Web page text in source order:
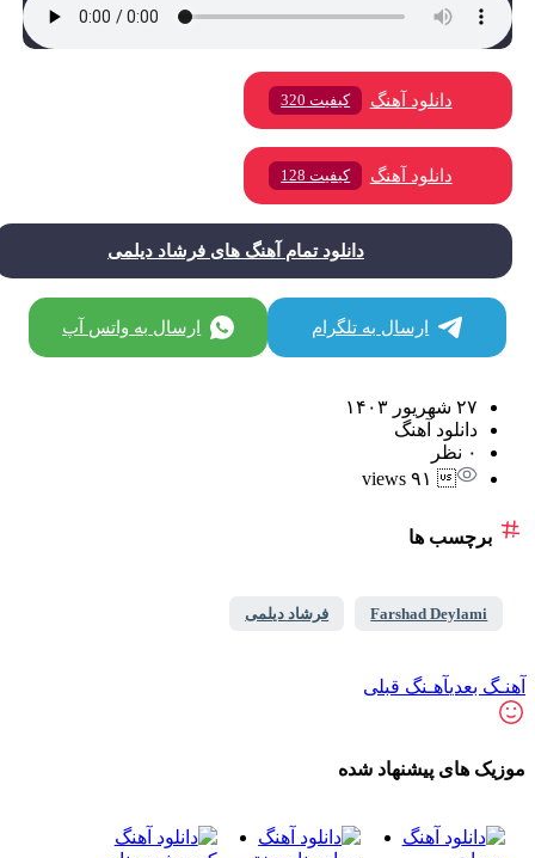
دانلود آهنگ کیفیت 320
دانلود آهنگ کیفیت 128
دانلود تمام آهنگ های فرشاد دیلمی
ارسال به تلگرام ارسال به واتس آپ
۲۷ شهریور ۱۴۰۳
دانلود آهنگ
۰ نظر
۹۱ views
برچسب ها
Farshad Deylami فرشاد دیلمی
بعدیآهـنگ قبلی
های پیشنهاد شده